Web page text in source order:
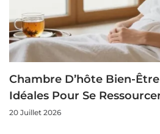
Chambre D’hôte Bien-
Idéales Pour Se
20 Juillet 2026